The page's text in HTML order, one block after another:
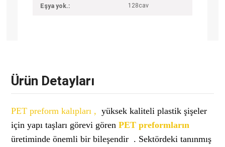
Eşya yok.: 128cav
Ürün Detayları
PET preform kalıpları , yüksek kaliteli plastik şişeler
için yapı taşları görevi görenPET preformların
üretiminde önemli bir bileşendir . Sektördeki tanınmış